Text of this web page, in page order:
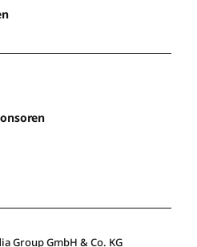
Group GmbH & Co. KG